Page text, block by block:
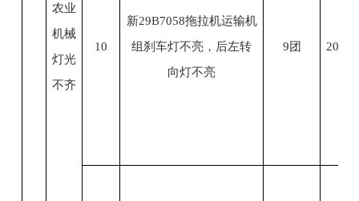
农业
机械
灯光
不齐
10
新29B7058拖拉机运输机
组刹车灯不亮，后左转
向灯不亮
9团